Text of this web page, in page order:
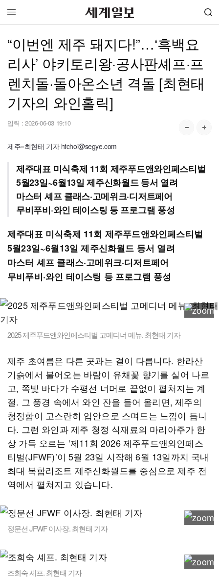
“이번엔 제주 돼지다!”…‘흑백요
리사’ 야키토리왕·공사판셰프·프
렌치돌·돌아온소년 격돌 [최현태
기자의 와인홀릭]
입력 : 2026-06-03 19:10
제주=최현태 기자 htchoi@segye.com
제주대표 미식축제 11회 제주푸드앤와인페스티벌
5월23일~6월13일 제주신화월드 등서 열려
마스터 셰프 클래스·고메위크·디저트페어
무비푸비·와인 테이스팅 등 프로그램 풍성
제주대표 미식축제 11회 제주푸드앤와인페스티벌
5월23일~6월13일 제주신화월드 등서 열려
마스터 셰프 클래스·고메위크·디저트페어
무비푸비·와인 테이스팅 등 프로그램 풍성
2025 제주푸드앤와인페스티벌 고메디너 메뉴. 최현태 기자
제주 초여름은 다른 곳과는 결이 다릅니다. 한라산
기슭에서 불어오는 바람이 유채꽃 향기를 실어 나르
고, 쪽빛 바다가 수평선 너머로 끝없이 펼쳐지는 계
절. 그 풍경 속에서 와인 잔을 들어 올리면, 제주의
청정함이 고스란히 입안으로 스며드는 느낌이 듭니
다. 그런 와인과 제주 청정 식재료의 마리아주가 한
상 가득 오르는 ‘제11회 2026 제주푸드앤와인페스
티벌(JFWF)’이 5월 23일 시작해 6월 13일까지 국내
최대 복합리조트 제주신화월드를 중심으로 제주 전
역에서 펼쳐지고 있습니다.
정문선 JFWF 이사장. 최현태 기자
조희숙 셰프. 최현태 기자